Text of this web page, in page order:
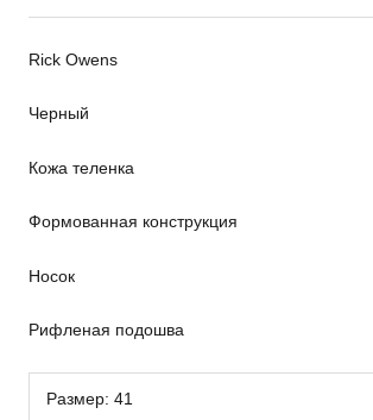
Rick Owens
Черный
Кожа теленка
Формованная конструкция
Носок
Рифленая подошва
Размер: 41